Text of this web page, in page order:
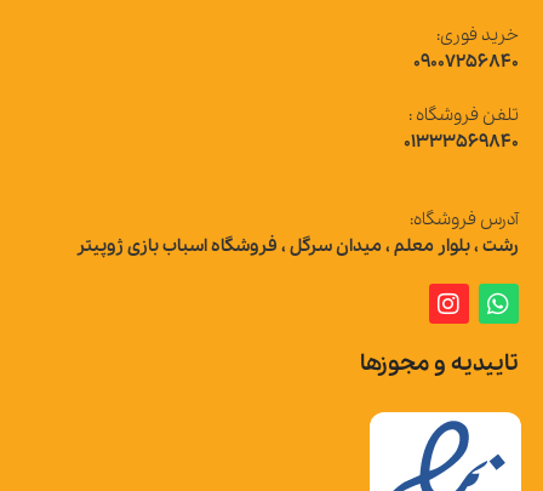
خرید فوری:
09007256840
تلفن فروشگاه :
01333569840
آدرس فروشگاه:
رشت ، بلوار معلم ، میدان سرگل ، فروشگاه اسباب بازی ژوپیتر
تاییدیه و مجوزها